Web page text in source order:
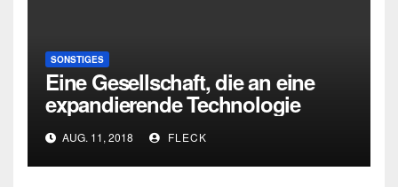
SONSTIGES
Eine Gesellschaft, die an eine
expandierende Technologie
gefesselt ist .. kann ihre
Wahrnehmung der Welt nicht
verabsolutieren oder einfrieren
AUG. 11, 2018 FLECK